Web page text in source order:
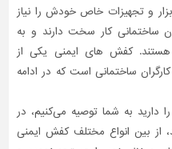
و تجهیزات خاص خودش را نیاز
ساختمانی کار سخت دارند و به
کفش های ایمنی یکی از
ساختمانی است که در ادامه
دارید به شما توصیه می‌کنیم، در
از بین انواع مختلف کفش ایمنی